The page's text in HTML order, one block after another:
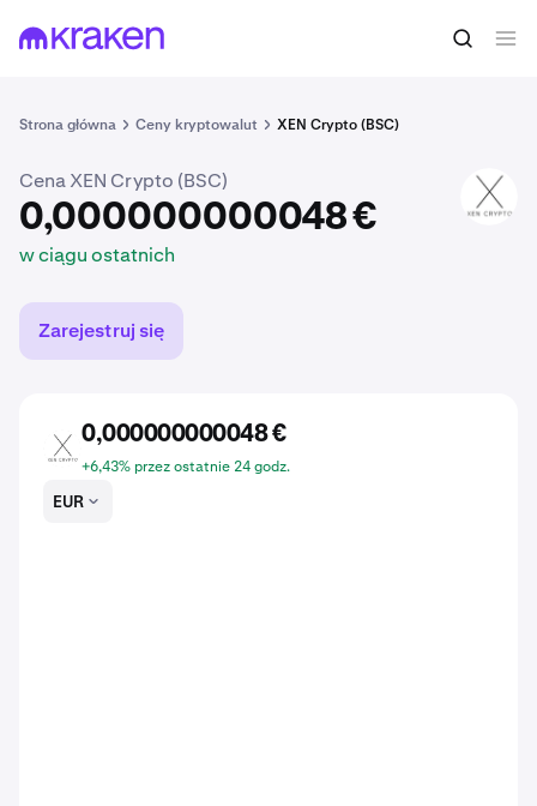
Strona główna Ceny kryptowalut XEN Crypto (BSC)
0,000000000048 € Kup BXEN
Cena XEN Crypto (BSC)
0,000000000048 €
w ciągu ostatnich
BXEN
Zarejestruj się
BXEN
0,000000000048 €
+6,43% przez ostatnie 24 godz.
EUR